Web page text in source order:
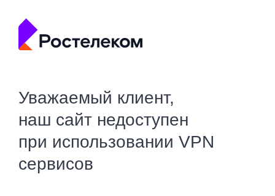
Уважаемый клиент,
наш сайт недоступен
при использовании VPN
сервисов